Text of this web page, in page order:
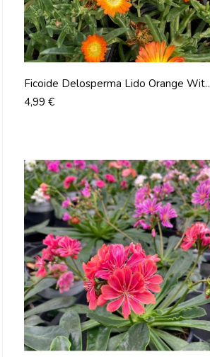
Ficoide Delosperma Lido Orange With
Eye
Prix
4,99 €